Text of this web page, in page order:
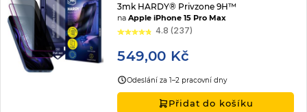
3mk HARDY® Privzone 9H™
naApple iPhone 15 Pro Max
4.8 (237)
549,00 Kč
Odeslání za 1–2 pracovní dny
Přidat do košíku